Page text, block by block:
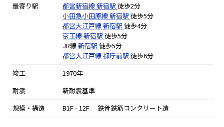
最寄り駅
都営新宿線新宿駅 徒歩2分
小田急小田原線新宿駅 徒歩5分
都営大江戸線新宿駅 徒歩4分
京王線新宿駅 徒歩5分
JR線新宿駅 徒歩5分
都営大江戸線都庁前駅 徒歩6分
竣工
1970年
耐震
新耐震基準
規模・構造
B1F - 12F 鉄骨鉄筋コンクリート造